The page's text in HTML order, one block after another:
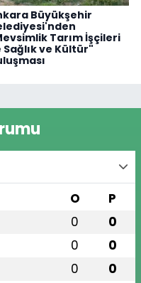
Büyükşehir
Tarım İşçileri
Sağlık ve Kültür"
O P
0 0
0 0
0 0